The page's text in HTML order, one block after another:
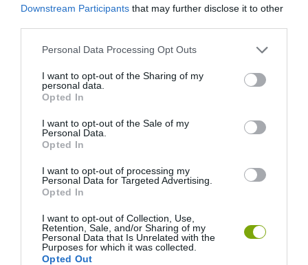
Downstream Participants that may further disclose it to other
Please note that this website/app uses one or more Google
not limited to your visit or usage behaviour. You may click to
grant or deny consent to Google and its third-party tags to
use your data for below specified purposes in below Google
consent section.
Personal Data Processing Opt Outs
I want to opt-out of the Sharing of my
personal data.
Opted In
I want to opt-out of the Sale of my
Personal Data.
Opted In
I want to opt-out of processing my
Personal Data for Targeted Advertising.
Opted In
I want to opt-out of Collection, Use,
Retention, Sale, and/or Sharing of my
Personal Data that Is Unrelated with the
Purposes for which it was collected.
Opted Out
TITKOKAT REJT A NÉGYSZÖGLETES TÖRZSŰ FÁK REJTÉLYES
HASONLÓ ÉRDEKESSÉGEK
EGY ELSÜLLYEDT HAJÓ